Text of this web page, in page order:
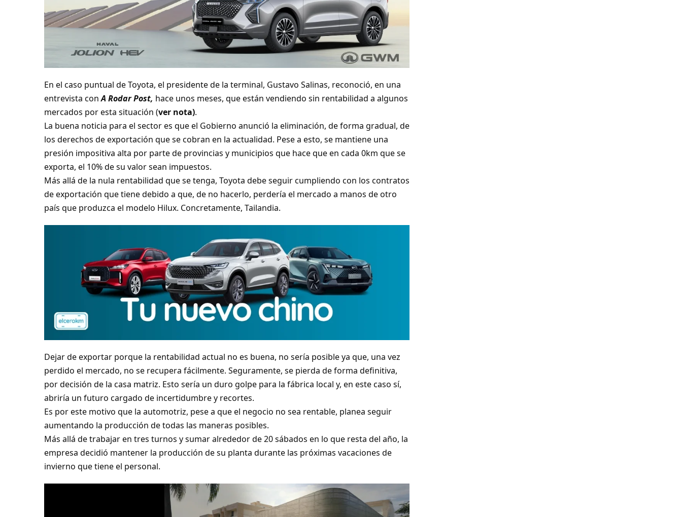
En el caso puntual de Toyota, el presidente de la terminal, Gustavo Salinas, reconoció, en una
entrevista conA Rodar Post, hace unos meses, que están vendiendo sin rentabilidad a algunos
mercados por esta situación (ver nota).
La buena noticia para el sector es que el Gobierno anunció la eliminación, de forma gradual, de
los derechos de exportación que se cobran en la actualidad. Pese a esto, se mantiene una
presión impositiva alta por parte de provincias y municipios que hace que en cada 0km que se
exporta, el 10% de su valor sean impuestos.
Más allá de la nula rentabilidad que se tenga, Toyota debe seguir cumpliendo con los contratos
de exportación que tiene debido a que, de no hacerlo, perdería el mercado a manos de otro
país que produzca el modelo Hilux. Concretamente, Tailandia.
Dejar de exportar porque la rentabilidad actual no es buena, no sería posible ya que, una vez
perdido el mercado, no se recupera fácilmente. Seguramente, se pierda de forma definitiva,
por decisión de la casa matriz. Esto sería un duro golpe para la fábrica local y, en este caso sí,
abriría un futuro cargado de incertidumbre y recortes.
Es por este motivo que la automotriz, pese a que el negocio no sea rentable, planea seguir
aumentando la producción de todas las maneras posibles.
Más allá de trabajar en tres turnos y sumar alrededor de 20 sábados en lo que resta del año, la
empresa decidió mantener la producción de su planta durante las próximas vacaciones de
invierno que tiene el personal.